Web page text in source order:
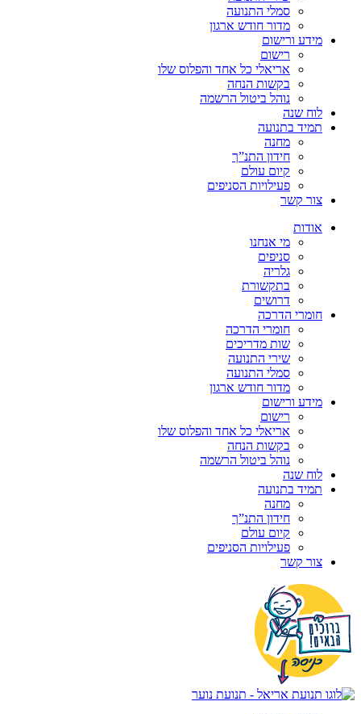
סמלי התנועה
מדור חודש ארגון
מידע ורישום
רישום
אריאלי כל אחד והפלוס שלו
בקשות הנחה
נוהל ביטול הרשמה
לוח שנה
תמיד בתנועה
מחנה
חידון התנ”ך
קיום עולם
פעילויות הסניפים
צור קשר
אודות
מי אנחנו
סניפים
גלריה
בתקשורת
דרושים
חומרי הדרכה
חומרי הדרכה
שות מדריכים
שירי התנועה
סמלי התנועה
מדור חודש ארגון
מידע ורישום
רישום
אריאלי כל אחד והפלוס שלו
בקשות הנחה
נוהל ביטול הרשמה
לוח שנה
תמיד בתנועה
מחנה
חידון התנ”ך
קיום עולם
פעילויות הסניפים
צור קשר